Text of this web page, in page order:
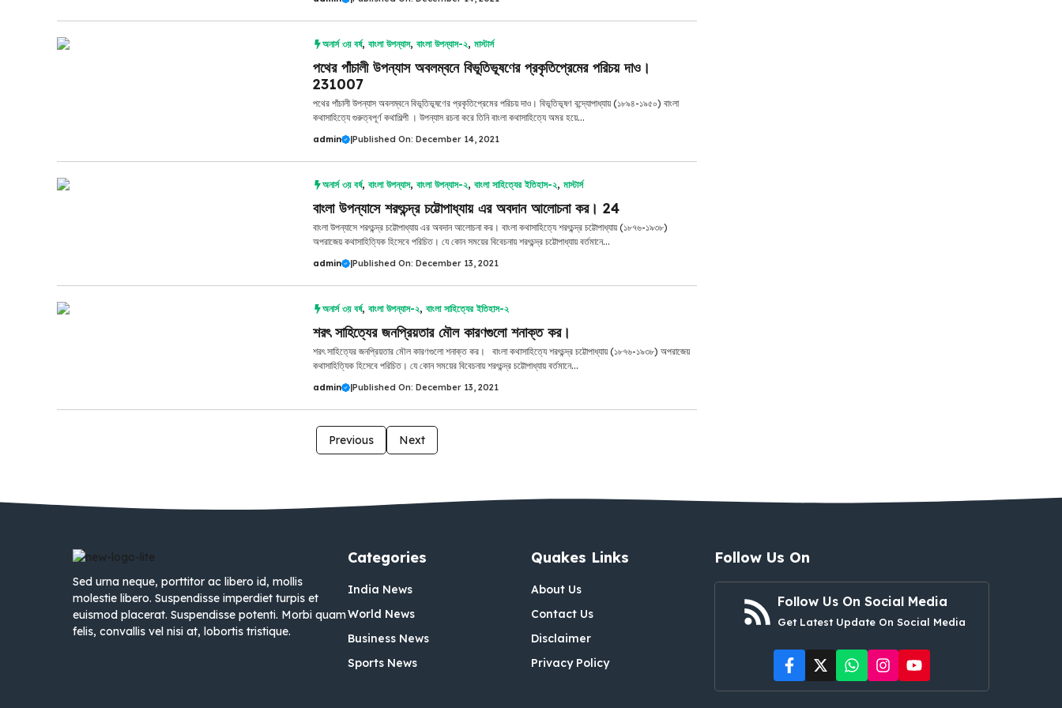
অনার্স ৩য় বর্ষ, বাংলা উপন্যাস, বাংলা উপন্যাস-২, মাস্টার্স
পথের পাঁচালী উপন্যাস অবলম্বনে বিভূতিভূষণের প্রকৃতিপ্রেমের পরিচয় দাও।
231007
পথের পাঁচালী উপন্যাস অবলম্বনে বিভূতিভূষণের প্রকৃতিপ্রেমের পরিচয় দাও। বিভূতিভূষণ বন্দ্যোপাধ্যায় (১৮৯৪-১৯৫০) বাংলা
কথাসাহিত্যে গুরুত্বপূর্ণ কথাশিল্পী । উপন্যাস রচনা করে তিনি বাংলা কথাসাহিত্যে অমর হয়ে...
admin |Published On: December 14, 2021
অনার্স ৩য় বর্ষ, বাংলা উপন্যাস, বাংলা উপন্যাস-২, বাংলা সাহিত্যের ইতিহাস-২, মাস্টার্স
বাংলা উপন্যাসে শরৎচন্দ্র চট্টোপাধ্যায় এর অবদান আলোচনা কর। 24
বাংলা উপন্যাসে শরৎচন্দ্র চট্টোপাধ্যায় এর অবদান আলোচনা কর। বাংলা কথাসাহিত্যে শরৎচন্দ্র চট্টোপাধ্যায় (১৮৭৬-১৯৩৮)
অপরাজেয় কথাসাহিত্যিক হিসেবে পরিচিত। যে কোন সময়ের বিবেচনায় শরৎচন্দ্র চট্টোপাধ্যায় বর্তমানে...
admin |Published On: December 13, 2021
অনার্স ৩য় বর্ষ, বাংলা উপন্যাস-২, বাংলা সাহিত্যের ইতিহাস-২
শরৎ সাহিত্যের জনপ্রিয়তার মৌল কারণগুলো শনাক্ত কর।
শরৎ সাহিত্যের জনপ্রিয়তার মৌল কারণগুলো শনাক্ত কর। বাংলা কথাসাহিত্যে শরৎচন্দ্র চট্টোপাধ্যায় (১৮৭৬-১৯৩৮) অপরাজেয়
কথাসাহিত্যিক হিসেবে পরিচিত। যে কোন সময়ের বিবেচনায় শরৎচন্দ্র চট্টোপাধ্যায় বর্তমানে...
admin |Published On: December 13, 2021
Previous Next
Sed urna neque, porttitor ac libero id, mollis
molestie libero. Suspendisse imperdiet turpis et
euismod placerat. Suspendisse potenti. Morbi quam
felis, convallis vel nisi at, lobortis tristique.
Categories
India News
World News
Business News
Sports News
Quakes Links
About Us
Contact Us
Disclaimer
Privacy Policy
Follow Us On
Follow Us On Social Media
Get Latest Update On Social Media